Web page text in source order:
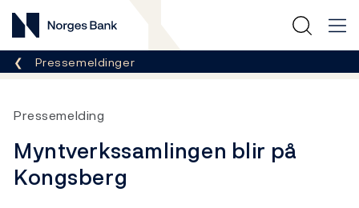
Norges Bank
Her er du nå:
Pressemeldinger
Pressemelding
Myntverkssamlingen blir på
Kongsberg